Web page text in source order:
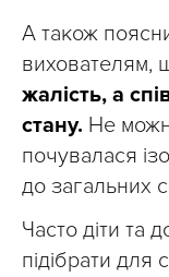
А також
вихователям,
жалість, а
стану. Не
почувалася
до загальних
Часто діти та
підібрати для